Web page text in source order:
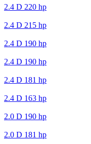
2.4 D 220 hp
2.4 D 215 hp
2.4 D 190 hp
2.4 D 190 hp
2.4 D 181 hp
2.4 D 163 hp
2.0 D 190 hp
2.0 D 181 hp